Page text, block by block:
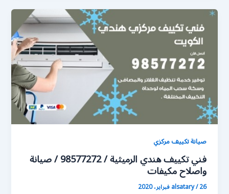
صيانة تكييف مركزي
فني تكييف هندي الرميثية / 98577272 / صيانة
واصلاح مكيفات
alsatary/26 فبراير، 2020